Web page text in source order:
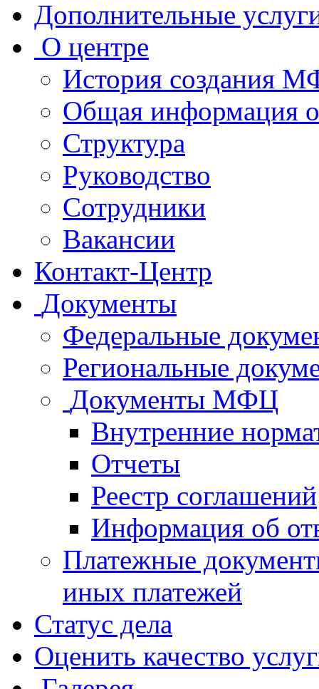
Дополнительные
О центре
История создания
Общая
Структура
Руководство
Сотрудники
Вакансии
Контакт-Центр
Документы
Федеральные
Региональные
Документы МФЦ
Внутренние
Отчеты
Реестр соглашений
Информация об
Платежные
иных платежей
Статус дела
Оценить качество